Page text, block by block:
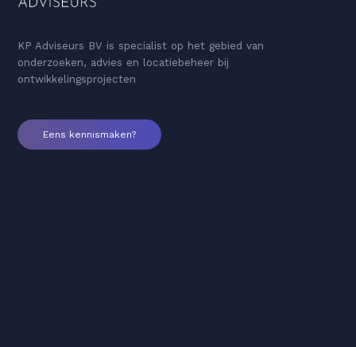
KP Adviseurs BV is specialist op het gebied van
onderzoeken, advies en locatiebeheer bij
ontwikkelingsprojecten
Eens kennismaken?